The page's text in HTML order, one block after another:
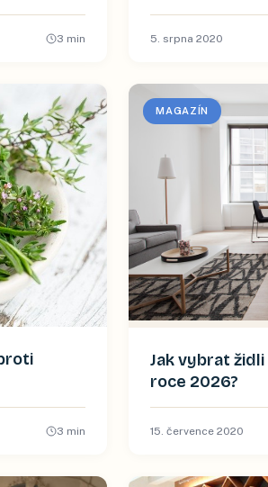
3 min 5. srpna 2020
3 min
MAGAZÍN
Jak vybrat
roce 2026?
15. července 2020